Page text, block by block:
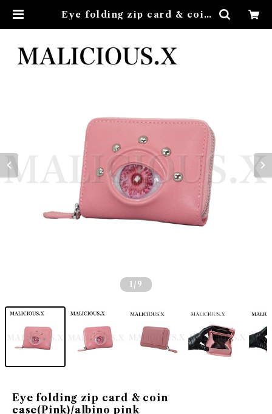
Eye folding zip card & coin
1 /9
Eye folding zip card & coin
case(Pink)/albino pink